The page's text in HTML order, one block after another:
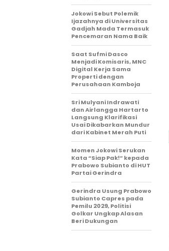
Jokowi Sebut Polemik
Ijazahnya di Universitas
Gadjah Mada Termasuk
Pencemaran Nama Baik
Saat Sufmi Dasco
Menjadi Komisaris, MNC
Digital Kerja Sama
Properti dengan
Perusahaan Kamboja
Sri Mulyani Indrawati
dan Airlangga Hartarto
Langsung Klarifikasi
Usai Dikabarkan Mundur
dari Kabinet Merah Puti
Momen Jokowi Serukan
Kata “Siap Pak!” kepada
Prabowo Subianto di HUT
Partai Gerindra
Gerindra Usung Prabowo
Subianto Capres pada
Pemilu 2029, Politisi
Golkar Ungkap Alasan
Beri Dukungan